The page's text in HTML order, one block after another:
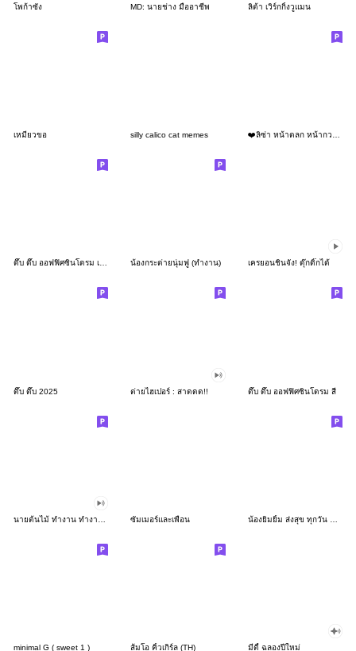
โพก้าซัง MD: นายช่าง มืออาชีพ ลิต้า เวิร์กกิ้งวูแมน
เหมียวขอ silly calico cat memes
ดึ๊บ ดึ๊บ ออฟฟิศซินโดรม เก้า น้องกระต่ายนุ่มฟู (ทำงาน) เครยอนชินจัง! ดุ๊กดิ๊กได้
ดึ๊บ ดึ๊บ 2025 ต่ายไฮเปอร์ : สาดดด!! ดึ๊บ ดึ๊บ ออฟฟิศซินโดรม สี่
ซัมเมอร์และเพื่อน
minimal G ( sweet 1 ) ส้มโอ คิ้วเกิร์ล (TH) มีดี้ ฉลองปีใหม่